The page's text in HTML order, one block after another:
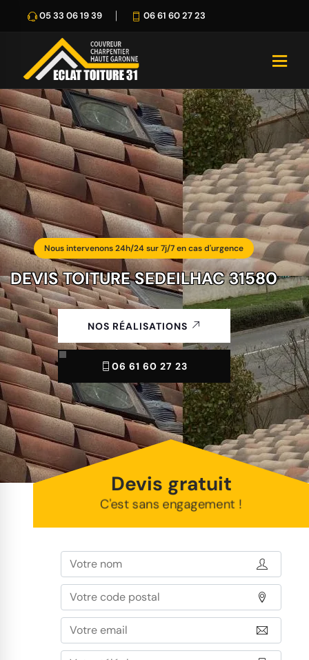
05 33 06 19 39 06 61 60 27 23
Nous intervenons 24h/24 sur 7j/7 en cas d'urgence
DEVIS TOITURE SEDEILHAC 31580
NOS RÉALISATIONS
06 61 60 27 23
Devis gratuit
C'est sans engagement !